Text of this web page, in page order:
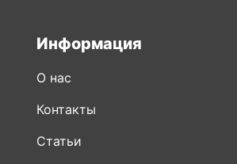
Информация
О нас
Контакты
Статьи